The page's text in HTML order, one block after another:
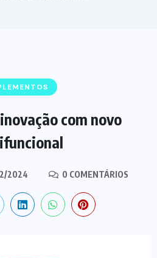
com novo
2024 0 COMENTÁRIOS